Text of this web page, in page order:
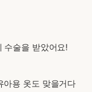
수술을 받았어요!
아용 옷도 맞을거다